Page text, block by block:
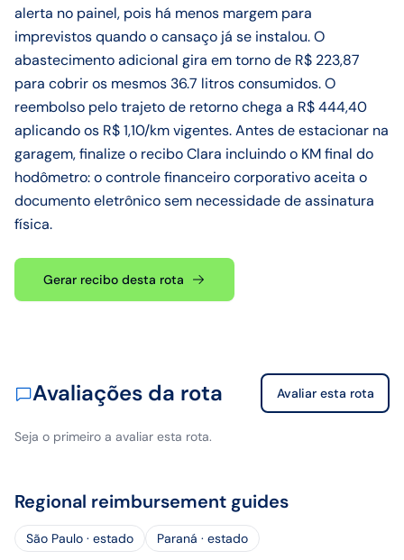
alerta no painel, pois há menos margem para
imprevistos quando o cansaço já se instalou. O
abastecimento adicional gira em torno de R$ 223,87
para cobrir os mesmos 36.7 litros consumidos. O
reembolso pelo trajeto de retorno chega a R$ 444,40
aplicando os R$ 1,10/km vigentes. Antes de estacionar na
garagem, finalize o recibo Clara incluindo o KM final do
hodômetro: o controle financeiro corporativo aceita o
documento eletrônico sem necessidade de assinatura
física.
Gerar recibo desta rota
Avaliações da rota Avaliar esta rota
Seja o primeiro a avaliar esta rota.
Regional reimbursement guides
São Paulo · estado Paraná · estado